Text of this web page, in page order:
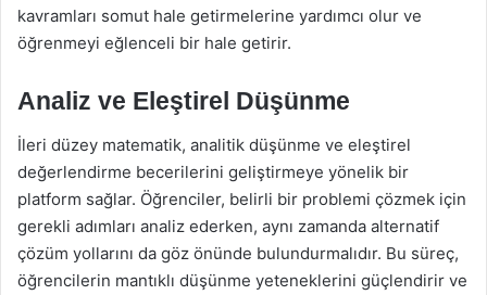
kavramları somut hale getirmelerine yardımcı olur ve
öğrenmeyi eğlenceli bir hale getirir.
Analiz ve Eleştirel Düşünme
İleri düzey matematik, analitik düşünme ve eleştirel
değerlendirme becerilerini geliştirmeye yönelik bir
platform sağlar. Öğrenciler, belirli bir problemi çözmek için
gerekli adımları analiz ederken, aynı zamanda alternatif
çözüm yollarını da göz önünde bulundurmalıdır. Bu süreç,
öğrencilerin mantıklı düşünme yeteneklerini güçlendirir ve